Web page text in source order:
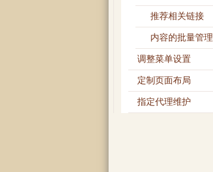
推荐相关链接
内容的批量管理
调整菜单设置
定制页面布局
指定代理维护